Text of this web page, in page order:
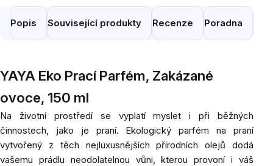
Popis Související produkty Recenze Poradna
YAYA Eko Prací Parfém, Zakázané
ovoce, 150 ml
Na životní prostředí se vyplatí myslet i při běžných
činnostech, jako je praní. Ekologický parfém na praní
vytvořený z těch nejluxusnějších přírodních olejů dodá
vašemu prádlu neodolatelnou vůni, kterou provoní i váš